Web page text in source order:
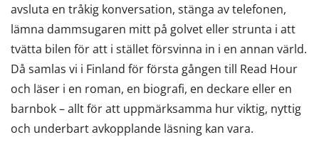
avsluta en tråkig konversation, stänga av telefonen,
lämna dammsugaren mitt på golvet eller strunta i att
tvätta bilen för att i stället försvinna in i en annan värld.
Då samlas vi i Finland för första gången till Read Hour
och läser i en roman, en biografi, en deckare eller en
barnbok – allt för att uppmärksamma hur viktig, nyttig
och underbart avkopplande läsning kan vara.